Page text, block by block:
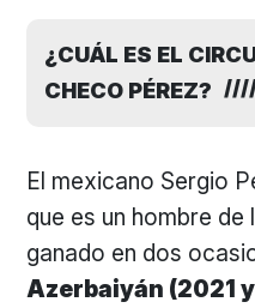
¿CUÁL ES EL
CHECO PÉREZ?
El mexicano Sergio
que es un hombre de
ganado en dos
Azerbaiyán (2021